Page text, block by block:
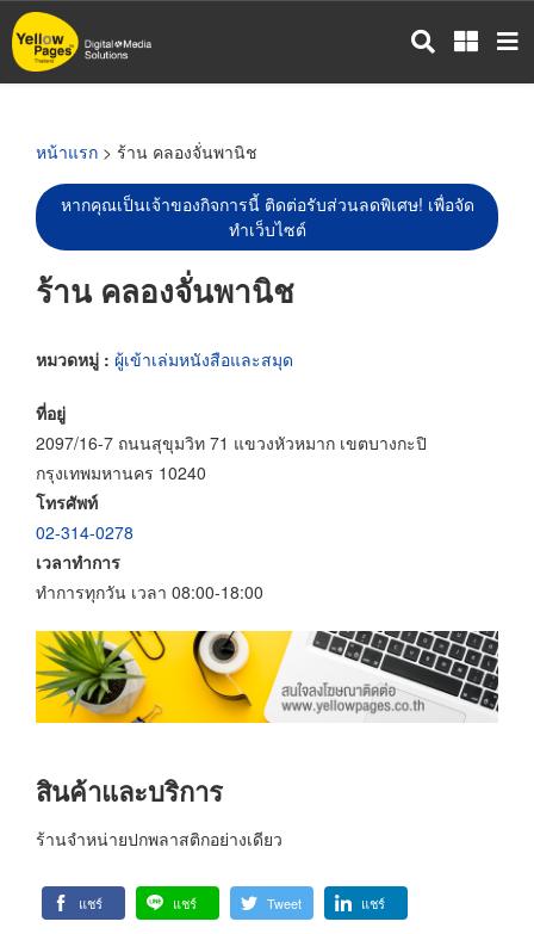
ข้าม
ไป
หน้าแรก > ร้าน คลองจั่นพานิช
หากคุณเป็นเจ้าของกิจการนี้ ติดต่อรับส่วนลดพิเศษ! เพื่อจัด
ทำเว็บไซต์
ร้าน คลองจั่นพานิช
หมวดหมู่ : ผู้เข้าเล่มหนังสือและสมุด
ที่อยู่
2097/16-7 ถนนสุขุมวิท 71 แขวงหัวหมาก เขตบางกะปิ
กรุงเทพมหานคร 10240
โทรศัพท์
02-314-0278
เวลาทำการ
ทำการทุกวัน เวลา 08:00-18:00
สินค้าและบริการ
ร้านจำหน่ายปกพลาสติกอย่างเดียว
แชร์ แชร์ Tweet แชร์